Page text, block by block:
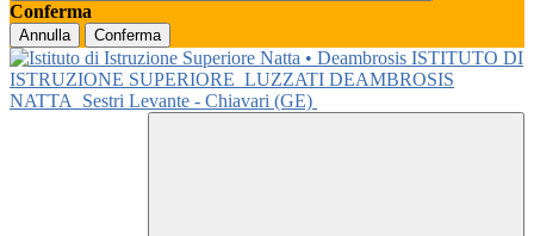
Conferma
Annulla Conferma
ISTITUTO DI
ISTRUZIONE SUPERIORE LUZZATI DEAMBROSIS
NATTA
Sestri Levante - Chiavari (GE)